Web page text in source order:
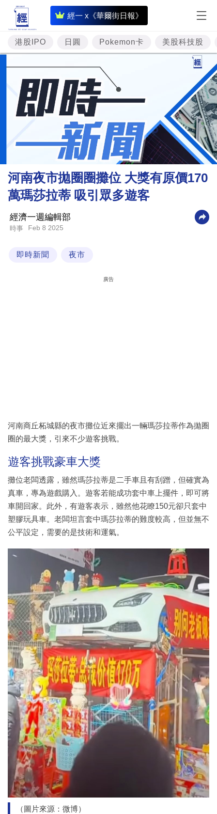
經一 x《華爾街日報》
即
時
財
經
專
題
投
資
樓
市
財
商
業
科
區
港股IPO 日圓 Pokemon卡 美股科技股
河南夜市拋圈圈攤位 大獎有原價170
萬瑪莎拉蒂 吸引眾多遊客
經濟一週編輯部
時事 Feb 8 2025
即時新聞 夜市
廣告
河南商丘柘城縣的夜市攤位近來擺出一輛瑪莎拉蒂作為拋圈
圈的最大獎，引來不少遊客挑戰。
遊客挑戰豪車大獎
攤位老闆透露，雖然瑪莎拉蒂是二手車且有刮蹭，但確實為
真車，專為遊戲購入。遊客若能成功套中車上擺件，即可將
車開回家。此外，有遊客表示，雖然他花瞭150元卻只套中
塑膠玩具車。老闆坦言套中瑪莎拉蒂的難度較高，但並無不
公平設定，需要的是技術和運氣。
（圖片來源：微博）